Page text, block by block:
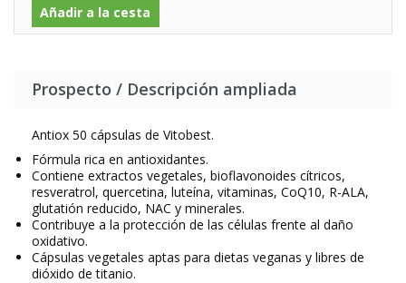
Añadir a la cesta
Prospecto / Descripción ampliada
Antiox 50 cápsulas de Vitobest.
Fórmula rica en antioxidantes.
Contiene extractos vegetales, bioflavonoides cítricos,
resveratrol, quercetina, luteína, vitaminas, CoQ10, R-ALA,
glutatión reducido, NAC y minerales.
Contribuye a la protección de las células frente al daño
oxidativo.
Cápsulas vegetales aptas para dietas veganas y libres de
dióxido de titanio.